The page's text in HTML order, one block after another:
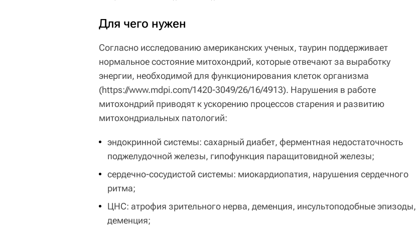
Для чего нужен
Согласно исследованию американских ученых, таурин поддерживает
нормальное состояние митохондрий, которые отвечают за выработку
энергии, необходимой для функционирования клеток организма
(https://www.mdpi.com/1420-3049/26/16/4913). Нарушения в работе
митохондрий приводят к ускорению процессов старения и развитию
митохондриальных патологий:
эндокринной системы: сахарный диабет, ферментная недостаточность
поджелудочной железы, гипофункция паращитовидной железы;
сердечно-сосудистой системы: миокардиопатия, нарушения сердечного
ритма;
ЦНС: атрофия зрительного нерва, деменция, инсультоподобные эпизоды,
деменция;